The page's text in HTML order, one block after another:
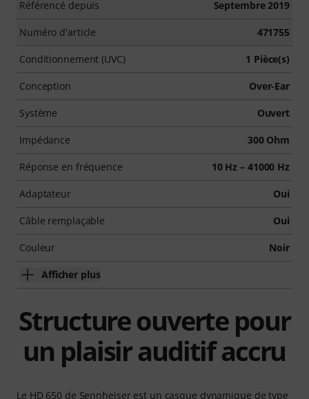
Référencé depuis Septembre 2019
Numéro d'article 471755
Conditionnement (UVC) 1 Pièce(s)
Conception Over-Ear
Système Ouvert
Impédance 300 Ohm
Réponse en fréquence 10 Hz – 41000 Hz
Adaptateur Oui
Câble remplaçable Oui
Couleur Noir
Afficher plus
Structure ouverte pour
un plaisir auditif accru
Le HD 650 de Sennheiser est un casque dynamique de type